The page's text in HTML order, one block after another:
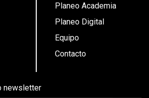
Planeo Academia
Planeo Digital
Equipo
Contacto
newsletter